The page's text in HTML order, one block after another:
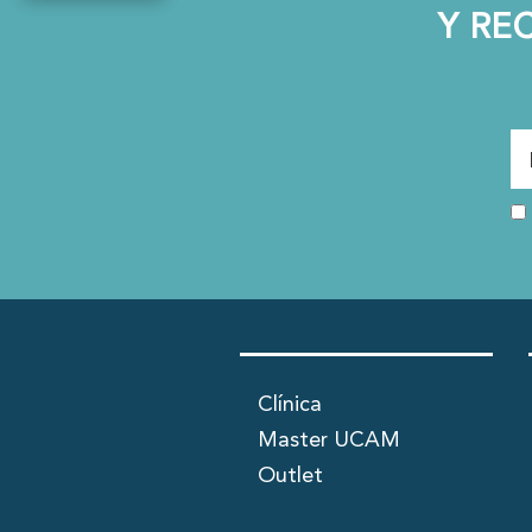
Y
Clínica
Master UCAM
Outlet